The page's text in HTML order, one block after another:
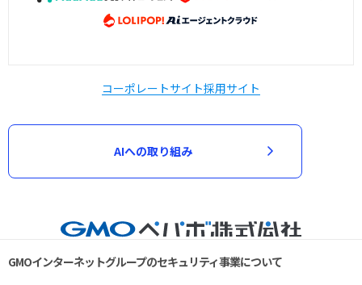
コーポレートサイト採用サイト
AIへの取り組み
GMOインターネットグループのセキュリティ事業について